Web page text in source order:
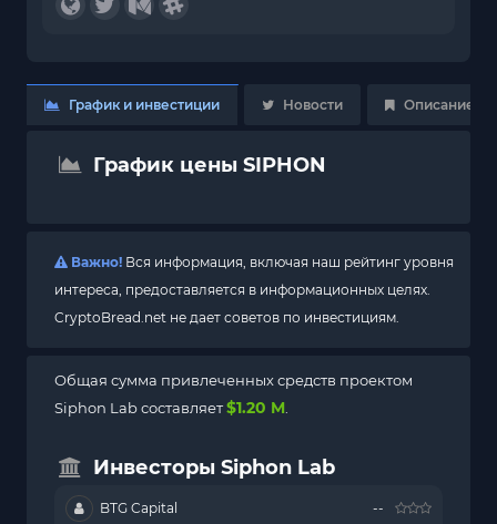
График и инвестиции Новости Описание
График цены SIPHON
Важно! Вся информация, включая наш рейтинг уровня
интереса, предоставляется в информационных целях.
CryptoBread.net не дает советов по инвестициям.
Общая сумма привлеченных средств проектом
Siphon Lab составляет$1.20 M
Инвесторы Siphon Lab
BTG Capital --